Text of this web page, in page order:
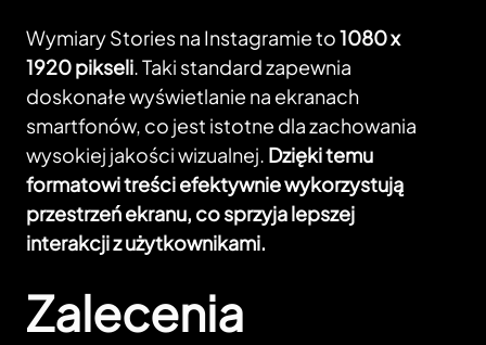
Wymiary Stories na Instagramie to1080 x
1920 pikseli. Taki standard zapewnia
doskonałe wyświetlanie na ekranach
smartfonów, co jest istotne dla zachowania
wysokiej jakości wizualnej. Dzięki temu
formatowi treści efektywnie wykorzystują
przestrzeń ekranu, co sprzyja lepszej
interakcji z użytkownikami.
Zalecenia